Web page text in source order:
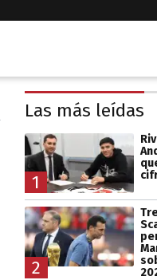
Las más leídas
1
2